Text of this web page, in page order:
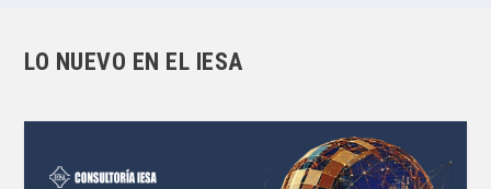
LO NUEVO EN EL IESA